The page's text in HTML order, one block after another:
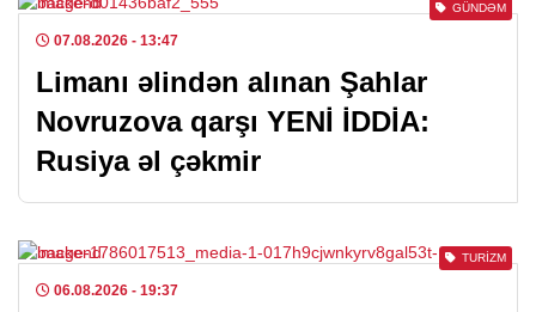
GÜNDƏM
07.08.2026 - 13:47
Limanı əlindən alınan Şahlar
Novruzova qarşı YENİ İDDİA:
Rusiya əl çəkmir
TURIZM
06.08.2026 - 19:37